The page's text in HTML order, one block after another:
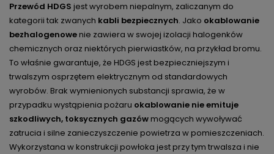
Przewód HDGS jest wyrobem niepalnym, zaliczanym do
kategorii tak zwanych kabli bezpiecznych. Jako okablowanie
bezhalogenowenie zawiera w swojej izolacji halogenków
chemicznych oraz niektórych pierwiastków, na przykład bromu.
To właśnie gwarantuje, że HDGS jest bezpieczniejszym i
trwalszym osprzętem elektrycznym od standardowych
wyrobów. Brak wymienionych substancji sprawia, że w
przypadku wystąpienia pożaru okablowanie nie emituje
szkodliwych, toksycznych gazówmogących wywoływać
zatrucia i silne zanieczyszczenie powietrza w pomieszczeniach.
Wykorzystana w konstrukcji powłoka jest przy tym trwalsza i nie